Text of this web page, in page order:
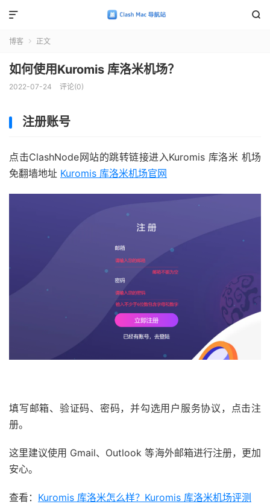


博客  正文
如何使用Kuromis 库洛米机场？
2022-07-24 评论(0)
注册账号
点击ClashNode网站的跳转链接进入Kuromis 库洛米 机场
免翻墙地址 Kuromis 库洛米机场官网
填写邮箱、验证码、密码，并勾选用户服务协议，点击注
册。
这里建议使用 Gmail、Outlook 等海外邮箱进行注册，更加
安心。
查看： Kuromis 库洛米怎么样？Kuromis 库洛米机场评测